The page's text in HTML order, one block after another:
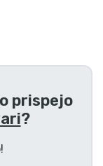
prispejo
?